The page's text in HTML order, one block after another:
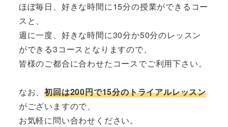
ほぼ毎日、好きな時間に15分の授業ができるコー
スと、
週に一度、好きな時間に30分か50分のレッスン
ができる3コースとなりますので、
皆様のご都合に合わせたコースでご利用下さい。
なお、初回は200円で15分のトライアルレッスン
がございますので、
お気軽に問い合わせください。